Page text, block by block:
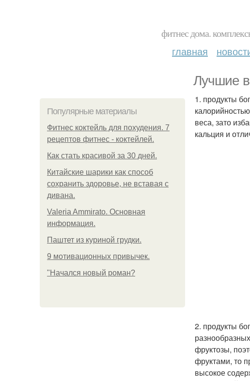
фитнес дома.
главная
Лучшие
Популярные материалы
Фитнес коктейль для похудения. 7
рецептов фитнес - коктейлей.
Как стать красивой за 30 дней.
Китайские шарики как способ
сохранить здоровье, не вставая с
дивана.
Valeria Ammirato. Основная
информация.
Паштет из куриной грудки.
9 мотивационных привычек.
"Начался новый роман?
1. продукты
веса, зато
кальция и
2. продукты
фруктозы,
фруктами, то
высокое